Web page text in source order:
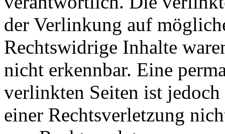
der Verlinkung auf
Rechtswidrige Inhalte
nicht erkennbar. Eine
verlinkten Seiten ist
einer Rechtsverletzung